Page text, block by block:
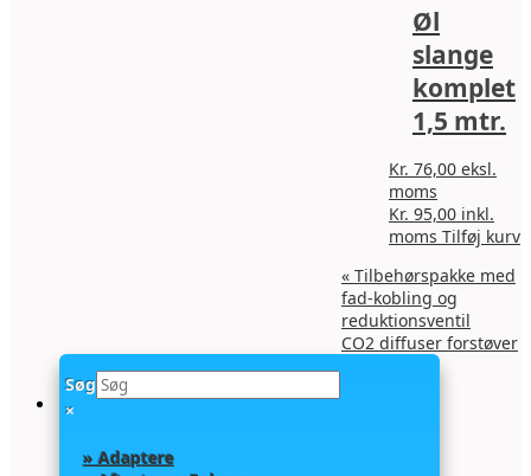
Øl
slange
komplet
1,5 mtr.
Kr. 76,00 eksl.
moms
Kr. 95,00 inkl.
moms Tilføj kurv
« Tilbehørspakke med
fad-kobling og
reduktionsventil
CO2 diffuser forstøver
Søg
×
» Adaptere